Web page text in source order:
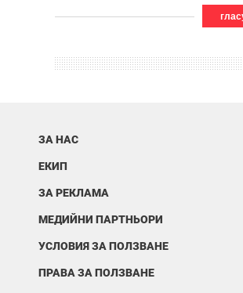
ЗА НАС
ЕКИП
ЗА РЕКЛАМА
МЕДИЙНИ ПАРТНЬОРИ
УСЛОВИЯ ЗА ПОЛЗВАНЕ
ПРАВА ЗА ПОЛЗВАНЕ